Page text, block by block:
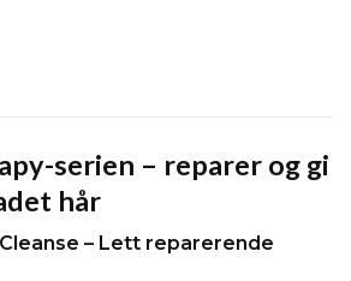
serien – reparer og gi
hår
– Lett reparerende